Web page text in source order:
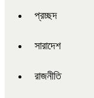
প্রচ্ছদ
সারাদেশ
রাজনীতি